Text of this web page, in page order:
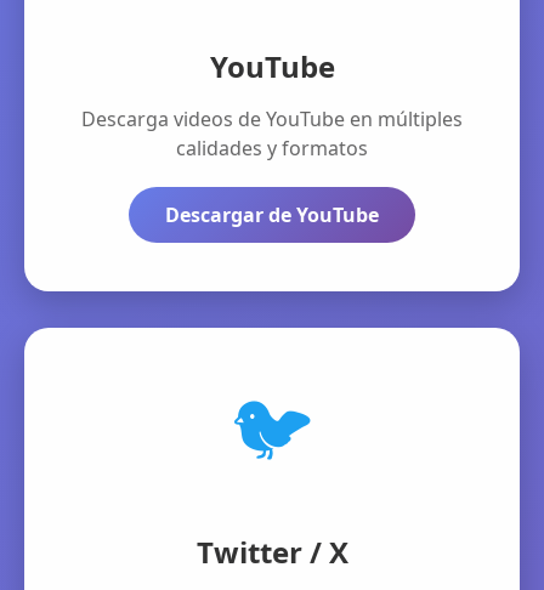
YouTube
Descarga videos de YouTube en múltiples
calidades y formatos
Descargar de YouTube
🐦
Twitter / X